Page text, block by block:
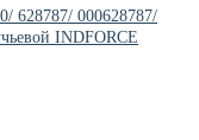
628787/ 000628787/
INDFORCE